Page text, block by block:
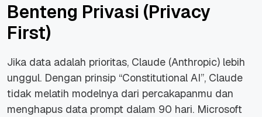
Benteng Privasi (Privacy
First)
Jika data adalah prioritas, Claude (Anthropic) lebih
unggul. Dengan prinsip “Constitutional AI”, Claude
tidak melatih modelnya dari percakapanmu dan
menghapus data prompt dalam 90 hari. Microsoft